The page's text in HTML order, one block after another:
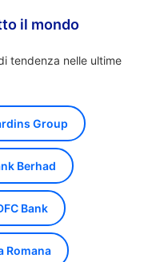
il mondo
tendenza nelle ultime
Group
Berhad
Bank
Romana